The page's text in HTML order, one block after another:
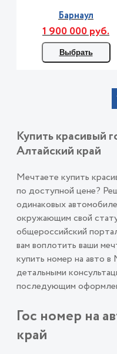
Барнаул
1 900 000 руб.
Выбрать
Купить красивый
Алтайский край
Мечтаете купить
по доступной цене?
одинаковых
окружающим свой
общероссийский
вам воплотить ваши
купить номер на авто
детальными
последующим
Гос номер на
край